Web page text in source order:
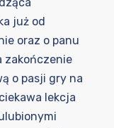
już od
oraz o panu
zakończenie
o pasji gry na
lekcja